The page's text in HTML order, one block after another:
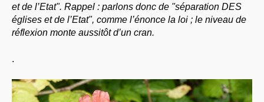
et de l’Etat". Rappel : parlons donc de "séparation DES
églises et de l’Etat", comme l’énonce la loi ; le niveau de
réflexion monte aussitôt d’un cran.
.